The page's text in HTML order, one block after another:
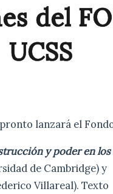
del
UCSS
lanzará el
y poder en los
de Cambridge) y
Villareal). Texto